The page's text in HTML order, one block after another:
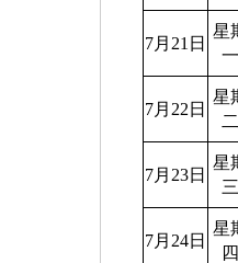
7月21日
星
一
7月22日
星
二
7月23日
星
三
7月24日
星
四